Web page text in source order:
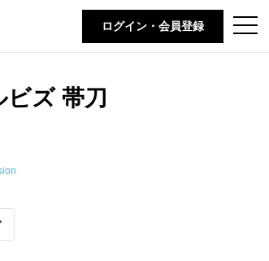
t
o
ログイン・会員登録
ズ 帯刀